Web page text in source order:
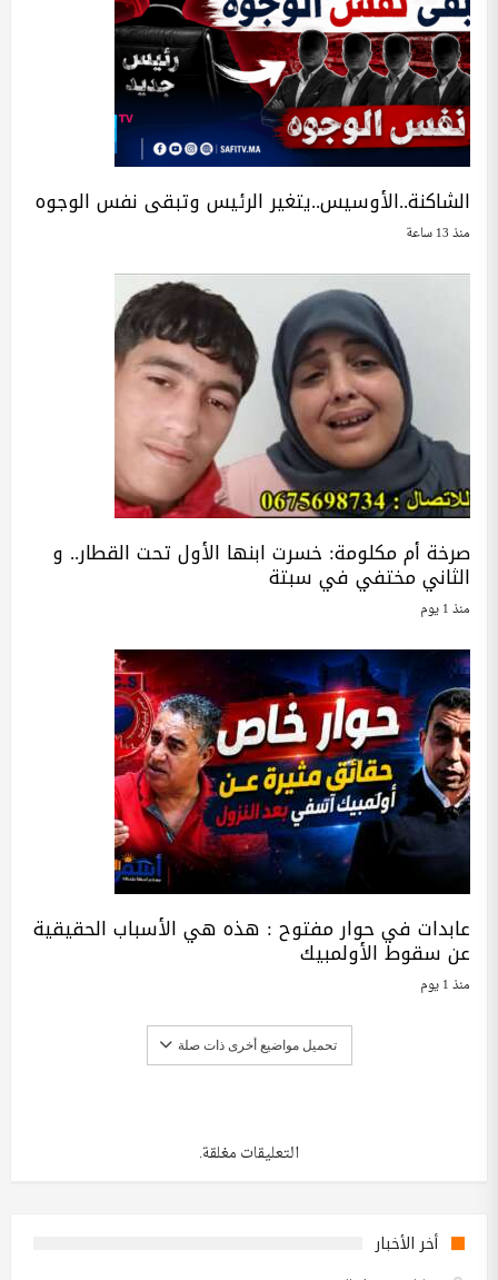
الشاكنة..الأوسيس..يتغير الرئيس وتبقى نفس الوجوه
منذ 13 ساعة
صرخة أم مكلومة: خسرت ابنها الأول تحت القطار.. و
الثاني مختفي في سبتة
منذ 1 يوم
عابدات في حوار مفتوح : هذه هي الأسباب الحقيقية
عن سقوط الأولمبيك
منذ 1 يوم
تحميل مواضيع أخرى ذات صلة
التعليقات مغلقة.
أخر الأخبار